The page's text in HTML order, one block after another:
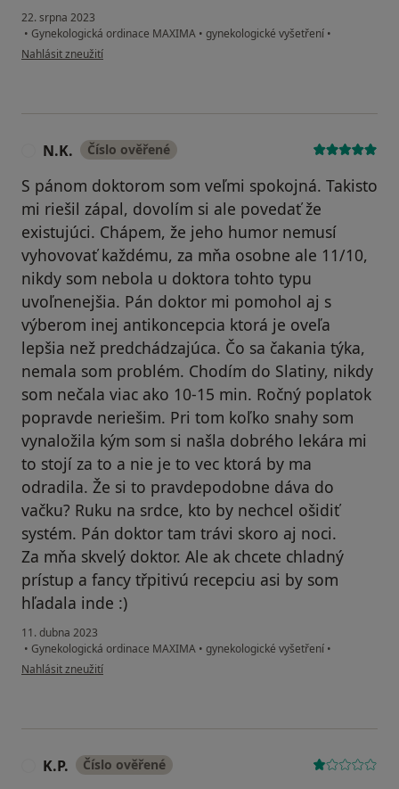
22. srpna 2023
• Gynekologická ordinace MAXIMA • gynekologické vyšetření •
podle názoru uživatele I.O.
Nahlásit zneužití
N.K. Číslo ověřené
S pánom doktorom som veľmi spokojná. Takisto
mi riešil zápal, dovolím si ale povedať že
existujúci. Chápem, že jeho humor nemusí
vyhovovať každému, za mňa osobne ale 11/10,
nikdy som nebola u doktora tohto typu
uvoľnenejšia. Pán doktor mi pomohol aj s
výberom inej antikoncepcia ktorá je oveľa
lepšia než predchádzajúca. Čo sa čakania týka,
nemala som problém. Chodím do Slatiny, nikdy
som nečala viac ako 10-15 min. Ročný poplatok
popravde neriešim. Pri tom koľko snahy som
vynaložila kým som si našla dobrého lekára mi
to stojí za to a nie je to vec ktorá by ma
odradila. Že si to pravdepodobne dáva do
vačku? Ruku na srdce, kto by nechcel ošidiť
systém. Pán doktor tam trávi skoro aj noci.
Za mňa skvelý doktor. Ale ak chcete chladný
prístup a fancy třpitivú recepciu asi by som
hľadala inde :)
11. dubna 2023
• Gynekologická ordinace MAXIMA • gynekologické vyšetření •
podle názoru uživatele N.K.
Nahlásit zneužití
K.P. Číslo ověřené